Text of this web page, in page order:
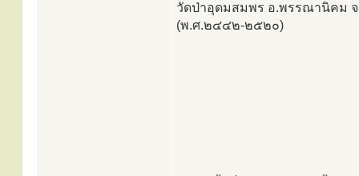
วัดป่าอุดมสมพร อ.พรรณานิคม
(พ.ศ.๒๔๔๒-๒๕๒๐)